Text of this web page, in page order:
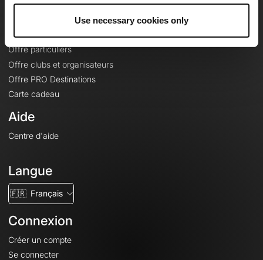
Use necessary cookies only
Fonds de cartes topographiques
Fonctionnalités
Offre particuliers
Offre clubs et organisateurs
Offre PRO Destinations
Carte cadeau
Aide
Centre d'aide
Langue
🇫🇷 Français
Connexion
Créer un compte
Se connecter